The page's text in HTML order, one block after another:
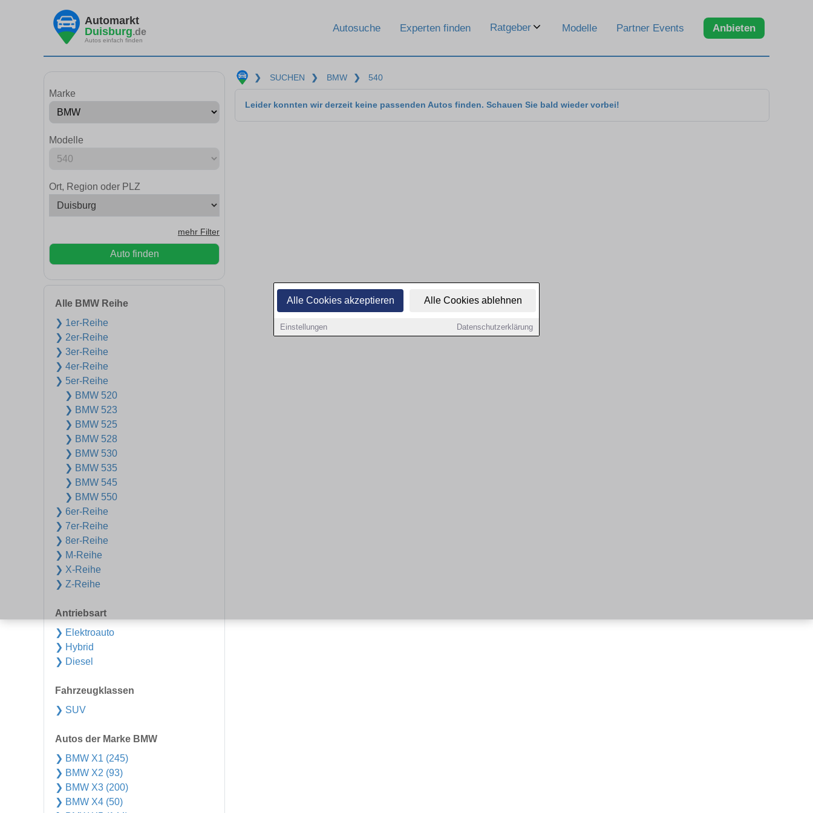
Alle Cookies akzeptieren Alle Cookies ablehnen
Einstellungen Datenschutzerklärung
Automarkt
Duisburg.de
Autos einfach finden
Autosuche Experten finden Ratgeber Modelle Partner Events Anbieten
Marke
Modelle
Ort, Region oder PLZ
mehr Filter
Auto finden
Alle BMW Reihe
❯ 1er-Reihe
❯ 2er-Reihe
❯ 3er-Reihe
❯ 4er-Reihe
❯ 5er-Reihe
❯ BMW 520
❯ BMW 523
❯ BMW 525
❯ BMW 528
❯ BMW 530
❯ BMW 535
❯ BMW 545
❯ BMW 550
❯ 6er-Reihe
❯ 7er-Reihe
❯ 8er-Reihe
❯ M-Reihe
❯ X-Reihe
❯ Z-Reihe
Antriebsart
❯ Elektroauto
❯ Hybrid
❯ Diesel
Fahrzeugklassen
❯ SUV
Autos der Marke BMW
❯ BMW X1 (245)
❯ BMW X2 (93)
❯ BMW X3 (200)
❯ BMW X4 (50)
❯ SUCHEN ❯ BMW ❯ 540
Leider konnten wir derzeit keine passenden Autos finden. Schauen Sie bald wieder vorbei!